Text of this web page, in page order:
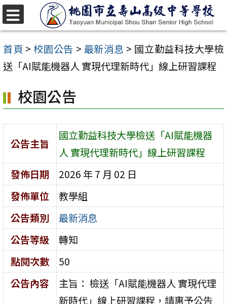
跳
至
主
要
容
區
首頁 > 校園公告 > 最新消息 > 國立勤益科技大學檢
送「AI賦能機器人 實現代理新時代」線上研習課程
校園公告
公告主旨
國立勤益科技大學檢送「AI賦能機器
人 實現代理新時代」線上研習課程
發佈日期
2026 年 7 月 02 日
發佈單位
教學組
公告類別
最新消息
公告等級
轉知
點閱次數
50
公告內容
主旨： 檢送「AI賦能機器人 實現代理
新時代」線上研習課程，請惠予公告
選
單